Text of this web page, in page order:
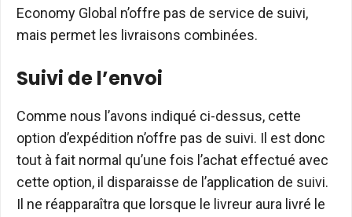
Economy Global n’offre pas de service de suivi,
mais permet les livraisons combinées.
Suivi de l’envoi
Comme nous l’avons indiqué ci-dessus, cette
option d’expédition n’offre pas de suivi. Il est donc
tout à fait normal qu’une fois l’achat effectué avec
cette option, il disparaisse de l’application de suivi.
Il ne réapparaîtra que lorsque le livreur aura livré le